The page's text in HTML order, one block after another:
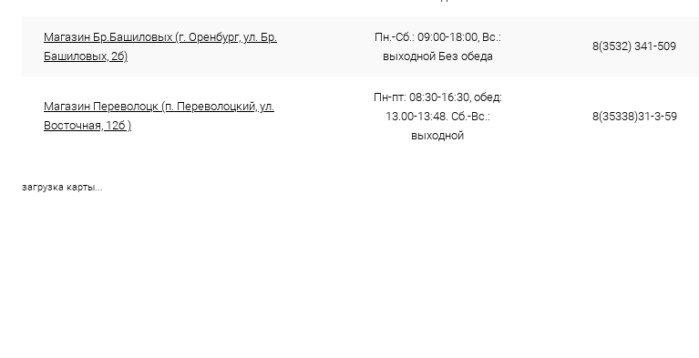
Магазин Бр.Башиловых (г. Оренбург, ул. Бр.
Башиловых, 2б)
Пн.-Сб.: 09:00-18:00, Вс.:
выходной Без обеда
8(3532) 341-509
Магазин Переволоцк (п. Переволоцкий, ул.
Восточная, 12б )
Пн-пт: 08:30-16:30, обед:
13.00-13:48. Сб.-Вс.:
выходной
8(35338)31-3-59
загрузка карты...